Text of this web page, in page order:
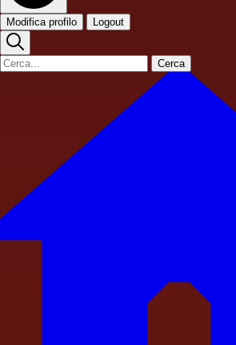
Modifica profilo Logout
Cerca